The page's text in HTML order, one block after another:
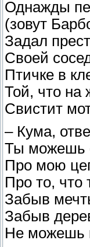
Однажды
(зовут
Задал
Своей
Птичке в
Той, что на
Свистит
– Кума,
Ты можешь
Про мою
Про то, что
Забыв
Забыв
Не можешь